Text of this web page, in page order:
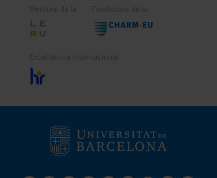
Membre de la Fundadora de la
Excel·lència internacional